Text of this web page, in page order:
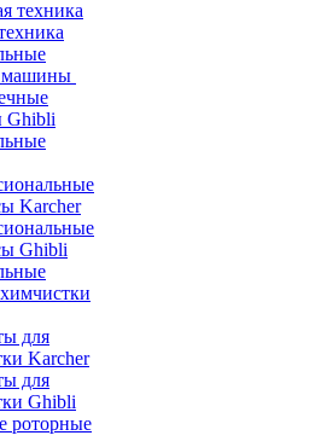
машины
Karcher
Ghibli
для
Karcher
для
Ghibli
роторные